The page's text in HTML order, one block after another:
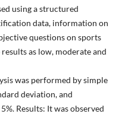
using a structured
data, information on
questions on sports
as low, moderate and
was performed by simple
deviation, and
Results: It was observed